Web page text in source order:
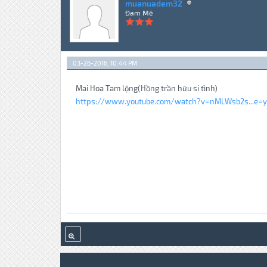
muanuadem32
Đam Mê
03-26-2016, 10:44 PM
Mai Hoa Tam lộng(Hồng trần hữu si tình)
https://www.youtube.com/